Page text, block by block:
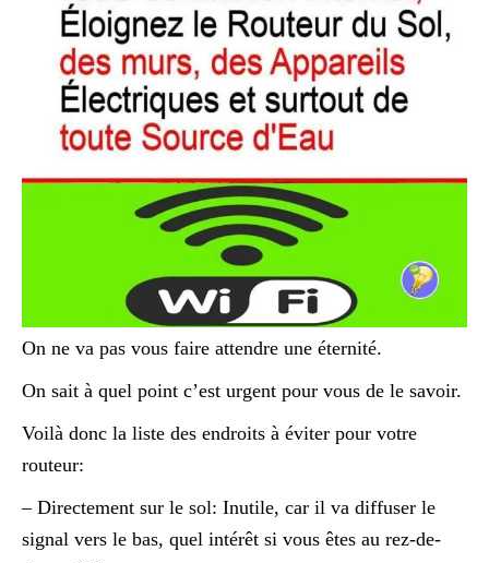
On ne va pas vous faire attendre une éternité.
On sait à quel point c’est urgent pour vous de le savoir.
Voilà donc la liste des endroits à éviter pour votre
routeur:
– Directement sur le sol: Inutile, car il va diffuser le
signal vers le bas, quel intérêt si vous êtes au rez-de-